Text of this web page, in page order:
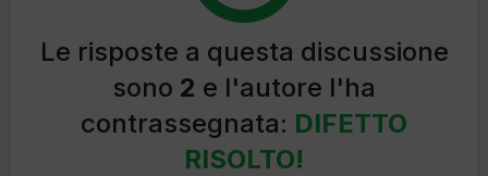
Le risposte a questa discussione
sono 2 e l'autore l'ha
contrassegnata: DIFETTO
RISOLTO!